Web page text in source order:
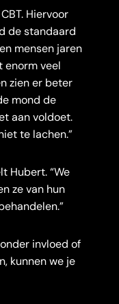
Hiervoor
de standaard
mensen jaren
enorm veel
zien er beter
mond de
aan voldoet.
te lachen.”
Hubert. “We
ze van hun
invloed of
kunnen we je